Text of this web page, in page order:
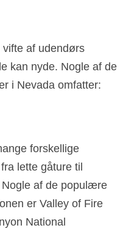
af udendørs
kan nyde. Nogle af de
i Nevada omfatter:
forskellige
lette gåture til
af de populære
er Valley of Fire
National